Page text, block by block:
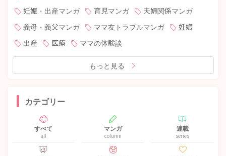
妊娠・出産マンガ 育児マンガ
夫婦関係マンガ
義母・義父マンガ
ママ友トラブルマンガ
妊娠
出産
医療 ママの体験談
もっと見る
カテゴリー
すべて
all
マンガ
column
連載
series